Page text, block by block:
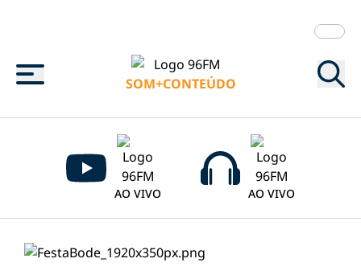
Menu
SOM+CONTEÚDO
AO VIVO AO VIVO